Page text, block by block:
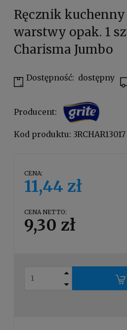
Ręcznik
warstwy opak. 1
Charisma Jumbo
Dostępność: dostępny
Producent:
Kod produktu: 3RCHAR13017
CENA:
11,44 zł
CENA NETTO:
9,30 zł